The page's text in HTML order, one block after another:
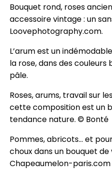
Bouquet rond, roses
accessoire vintage : un
Loovephotography.com.
L’arum est un
la rose, dans des
pâle.
Roses, arums, travail sur
cette composition est un
tendance nature. © Bonté
Pommes, abricots… et
choux dans un bouquet
Chapeaumelon-paris.com